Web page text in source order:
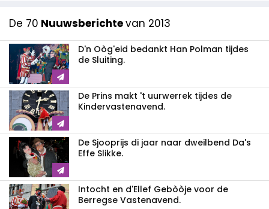
De 70 Nuuwsberichtevan 2013
D'n Oòg'eid bedankt Han Polman tijdes
de Sluiting.
De Prins makt 't uurwerrek tijdes de
Kindervastenavend.
De Sjooprijs di jaar naar dweilbend Da's
Effe Slikke.
Intocht en d'Ellef Gebòòje voor de
Berregse Vastenavend.